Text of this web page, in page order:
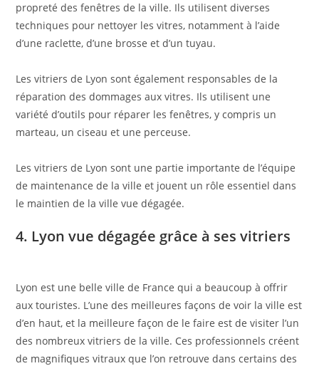
propreté des fenêtres de la ville. Ils utilisent diverses
techniques pour nettoyer les vitres, notamment à l’aide
d’une raclette, d’une brosse et d’un tuyau.
Les vitriers de Lyon sont également responsables de la
réparation des dommages aux vitres. Ils utilisent une
variété d’outils pour réparer les fenêtres, y compris un
marteau, un ciseau et une perceuse.
Les vitriers de Lyon sont une partie importante de l’équipe
de maintenance de la ville et jouent un rôle essentiel dans
le maintien de la ville vue dégagée.
4. Lyon vue dégagée grâce à ses vitriers
Lyon est une belle ville de France qui a beaucoup à offrir
aux touristes. L’une des meilleures façons de voir la ville est
d’en haut, et la meilleure façon de le faire est de visiter l’un
des nombreux vitriers de la ville. Ces professionnels créent
de magnifiques vitraux que l’on retrouve dans certains des